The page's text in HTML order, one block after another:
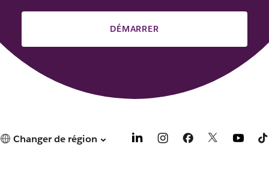
DÉMARRER
Changer de région